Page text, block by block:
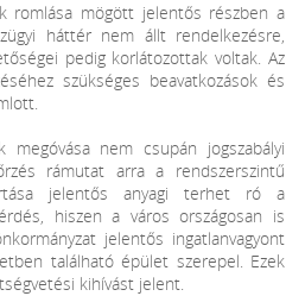
romlása mögött jelentős részben a
háttér nem állt rendelkezésre,
pedig korlátozottak voltak. Az
szükséges beavatkozások és
nem csupán jogszabályi
rámutat arra a rendszerszintű
jelentős anyagi terhet ró a
hiszen a város országosan is
jelentős ingatlanvagyont
található épület szerepel. Ezek
kihívást jelent.